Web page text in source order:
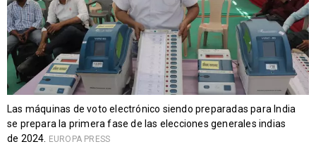
Las máquinas de voto electrónico siendo preparadas para India
se prepara la primera fase de las elecciones generales indias
de 2024. EUROPA PRESS